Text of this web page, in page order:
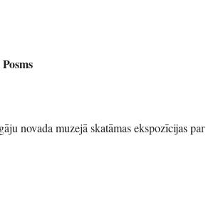
Posms
novada muzejā skatāmas ekspozīcijas par